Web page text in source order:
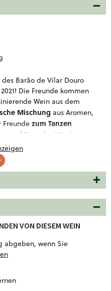
Barão de Vilar Douro
Die Freunde kommen
Wein aus dem
Mischung aus Aromen,
zum Tanzen
und Komplexität eines
gereift ist.
Früchten, einem Hauch von
ist er der
Egal ob du ihn zu
oder zu einem
Wein wird dich mit
Pasta mit reichhaltiger
VON DIESEM WEIN
abgeben, wenn Sie